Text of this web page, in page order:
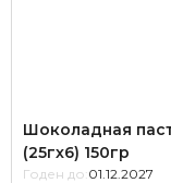
Шоколадная
(25гх6) 150гр
Годен до: 01.12.2027